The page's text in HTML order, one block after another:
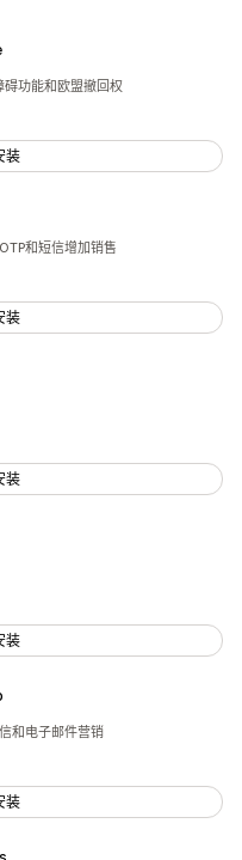
功能和欧盟撤回权
装
和短信增加销售
装
装
装
和电子邮件营销
装